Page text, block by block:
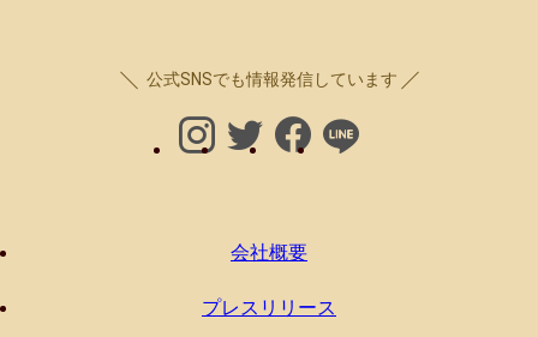
公式SNSでも情報発信しています
会社概要
プレスリリース